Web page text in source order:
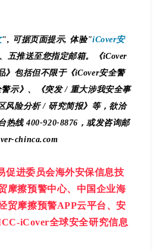
", 可据页面提示, 体验"iCover安
五推送至您指定邮箱。《iCover
》包括但不限于《iCover安全警
示》、《突发 / 重大涉我安全事
风险分析 / 研究简报》等，欲洽
热线 400-920-8876，或发咨询邮
chinca.com
促进委员会海外安保信息技
摩擦预警中心、中国企业海
贸摩擦预警APP云平台、安
iCover全球安全研究信息